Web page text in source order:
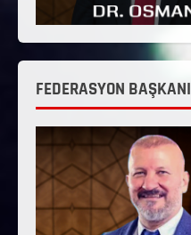
FEDERASYON BAŞKANI